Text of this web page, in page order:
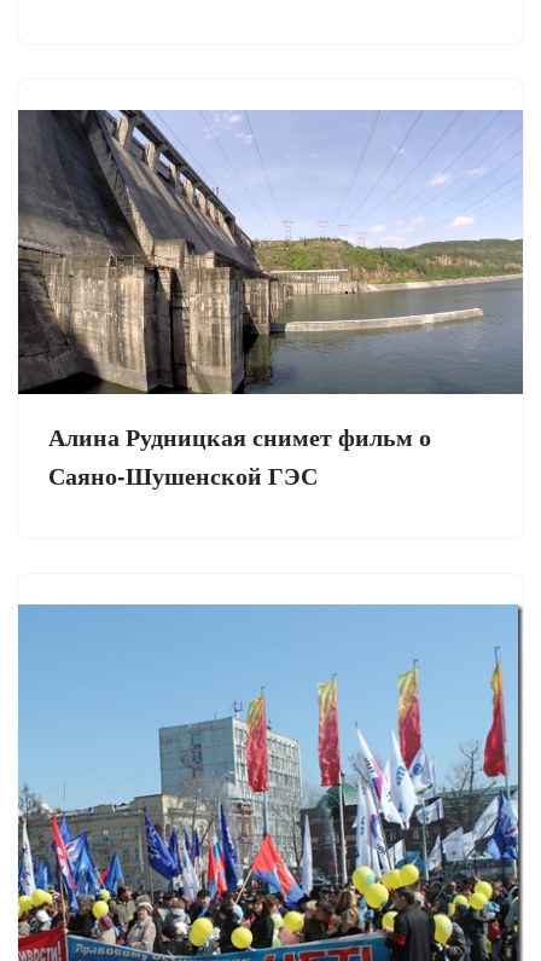
Алина Рудницкая снимет фильм о
Саяно-Шушенской ГЭС